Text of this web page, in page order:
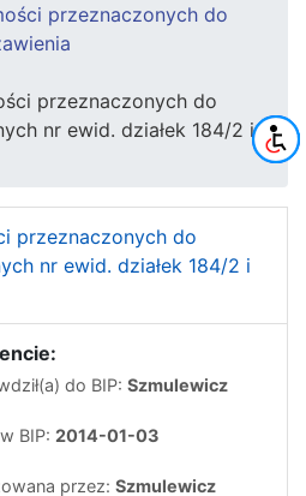
przeznaczonych do
przeznaczonych do
nr ewid. działek 184/2 i
przeznaczonych do
nr ewid. działek 184/2 i
do BIP: Szmulewicz
BIP: 2014-01-03
przez: Szmulewicz